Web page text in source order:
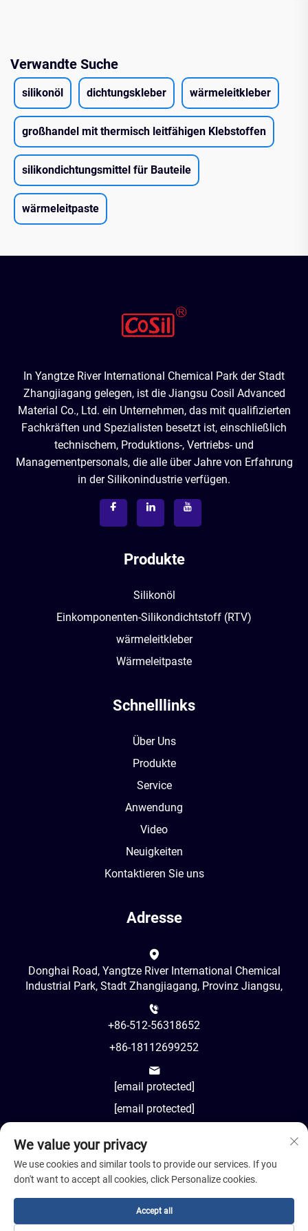
Verwandte Suche
silikonöl dichtungskleber wärmeleitkleber
großhandel mit thermisch leitfähigen Klebstoffen
silikondichtungsmittel für Bauteile
wärmeleitpaste
In Yangtze River International Chemical Park der Stadt
Zhangjiagang gelegen, ist die Jiangsu Cosil Advanced
Material Co., Ltd. ein Unternehmen, das mit qualifizierten
Fachkräften und Spezialisten besetzt ist, einschließlich
technischem, Produktions-, Vertriebs- und
Managementpersonals, die alle über Jahre von Erfahrung
in der Silikonindustrie verfügen.
Produkte
Silikonöl
Einkomponenten-Silikondichtstoff (RTV)
wärmeleitkleber
Wärmeleitpaste
Schnelllinks
Über Uns
Produkte
Service
Anwendung
Video
Neuigkeiten
Kontaktieren Sie uns
Adresse
Donghai Road, Yangtze River International Chemical
Industrial Park, Stadt Zhangjiagang, Provinz Jiangsu,
+86-512-56318652
+86-18112699252
[email protected]
[email protected]
AM8:00-PM18:00
We value your privacy
We use cookies and similar tools to provide our services. If you
don't want to accept all cookies, click Personalize cookies.
Accept all